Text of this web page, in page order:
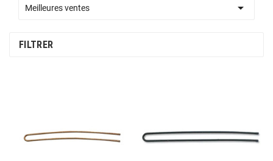
Meilleures ventes

FILTRER